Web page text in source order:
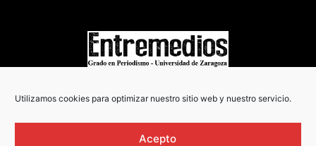
Utilizamos cookies para optimizar nuestro sitio web y nuestro servicio.
Acepto